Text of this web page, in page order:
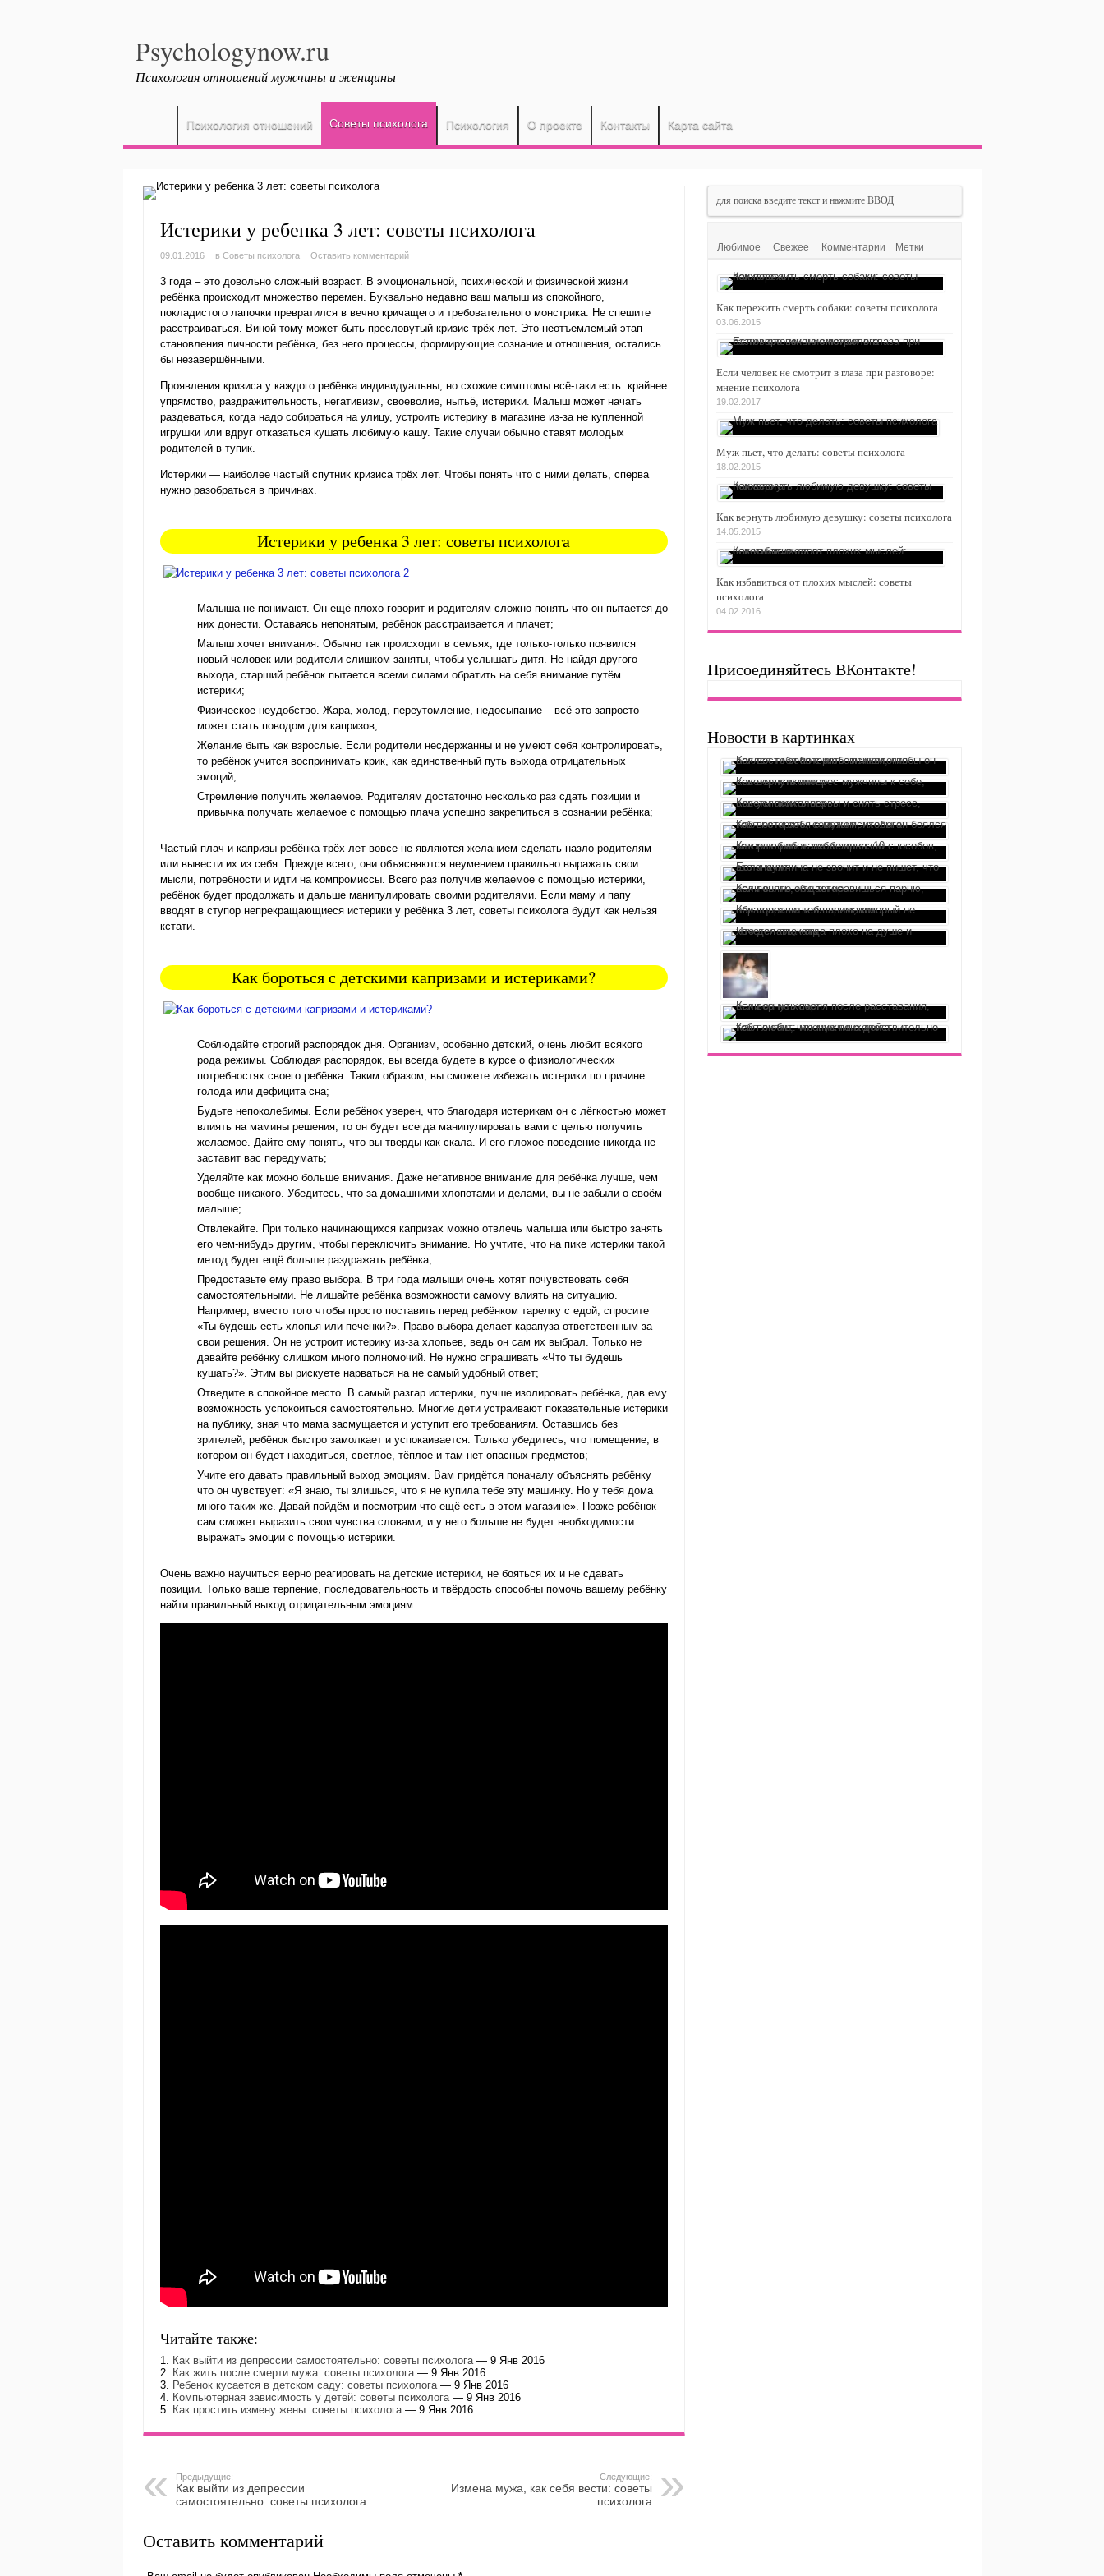
Psychologynow.ru
Психология отношений мужчины и женщины
Психология отношений Советы психолога Психология О проекте Контакты Карта сайта
Истерики у ребенка 3 лет: советы психолога
09.01.2016 в Советы психолога Оставить комментарий
3 года – это довольно сложный возраст. В эмоциональной, психической и физической жизни
ребёнка происходит множество перемен. Буквально недавно ваш малыш из спокойного,
покладистого лапочки превратился в вечно кричащего и требовательного монстрика. Не спешите
расстраиваться. Виной тому может быть пресловутый кризис трёх лет. Это неотъемлемый этап
становления личности ребёнка, без него процессы, формирующие сознание и отношения, остались
бы незавершёнными.
Проявления кризиса у каждого ребёнка индивидуальны, но схожие симптомы всё-таки есть: крайнее
упрямство, раздражительность, негативизм, своеволие, нытьё, истерики. Малыш может начать
раздеваться, когда надо собираться на улицу, устроить истерику в магазине из-за не купленной
игрушки или вдруг отказаться кушать любимую кашу. Такие случаи обычно ставят молодых
родителей в тупик.
Истерики — наиболее частый спутник кризиса трёх лет. Чтобы понять что с ними делать, сперва
нужно разобраться в причинах.
Истерики у ребенка 3 лет: советы психолога
Малыша не понимают. Он ещё плохо говорит и родителям сложно понять что он пытается до
них донести. Оставаясь непонятым, ребёнок расстраивается и плачет;
Малыш хочет внимания. Обычно так происходит в семьях, где только-только появился
новый человек или родители слишком заняты, чтобы услышать дитя. Не найдя другого
выхода, старший ребёнок пытается всеми силами обратить на себя внимание путём
истерики;
Физическое неудобство. Жара, холод, переутомление, недосыпание – всё это запросто
может стать поводом для капризов;
Желание быть как взрослые. Если родители несдержанны и не умеют себя контролировать,
то ребёнок учится воспринимать крик, как единственный путь выхода отрицательных
эмоций;
Стремление получить желаемое. Родителям достаточно несколько раз сдать позиции и
привычка получать желаемое с помощью плача успешно закрепиться в сознании ребёнка;
Частый плач и капризы ребёнка трёх лет вовсе не являются желанием сделать назло родителям
или вывести их из себя. Прежде всего, они объясняются неумением правильно выражать свои
мысли, потребности и идти на компромиссы. Всего раз получив желаемое с помощью истерики,
ребёнок будет продолжать и дальше манипулировать своими родителями. Если маму и папу
вводят в ступор непрекращающиеся истерики у ребёнка 3 лет, советы психолога будут как нельзя
кстати.
Как бороться с детскими капризами и истериками?
Соблюдайте строгий распорядок дня. Организм, особенно детский, очень любит всякого
рода режимы. Соблюдая распорядок, вы всегда будете в курсе о физиологических
потребностях своего ребёнка. Таким образом, вы сможете избежать истерики по причине
голода или дефицита сна;
Будьте непоколебимы. Если ребёнок уверен, что благодаря истерикам он с лёгкостью может
влиять на мамины решения, то он будет всегда манипулировать вами с целью получить
желаемое. Дайте ему понять, что вы тверды как скала. И его плохое поведение никогда не
заставит вас передумать;
Уделяйте как можно больше внимания. Даже негативное внимание для ребёнка лучше, чем
вообще никакого. Убедитесь, что за домашними хлопотами и делами, вы не забыли о своём
малыше;
Отвлекайте. При только начинающихся капризах можно отвлечь малыша или быстро занять
его чем-нибудь другим, чтобы переключить внимание. Но учтите, что на пике истерики такой
метод будет ещё больше раздражать ребёнка;
Предоставьте ему право выбора. В три года малыши очень хотят почувствовать себя
самостоятельными. Не лишайте ребёнка возможности самому влиять на ситуацию.
Например, вместо того чтобы просто поставить перед ребёнком тарелку с едой, спросите
«Ты будешь есть хлопья или печенки?». Право выбора делает карапуза ответственным за
свои решения. Он не устроит истерику из-за хлопьев, ведь он сам их выбрал. Только не
давайте ребёнку слишком много полномочий. Не нужно спрашивать «Что ты будешь
кушать?». Этим вы рискуете нарваться на не самый удобный ответ;
Отведите в спокойное место. В самый разгар истерики, лучше изолировать ребёнка, дав ему
возможность успокоиться самостоятельно. Многие дети устраивают показательные истерики
на публику, зная что мама засмущается и уступит его требованиям. Оставшись без
зрителей, ребёнок быстро замолкает и успокаивается. Только убедитесь, что помещение, в
котором он будет находиться, светлое, тёплое и там нет опасных предметов;
Учите его давать правильный выход эмоциям. Вам придётся поначалу объяснять ребёнку
что он чувствует: «Я знаю, ты злишься, что я не купила тебе эту машинку. Но у тебя дома
много таких же. Давай пойдём и посмотрим что ещё есть в этом магазине». Позже ребёнок
сам сможет выразить свои чувства словами, и у него больше не будет необходимости
выражать эмоции с помощью истерики.
Очень важно научиться верно реагировать на детские истерики, не бояться их и не сдавать
позиции. Только ваше терпение, последовательность и твёрдость способны помочь вашему ребёнку
найти правильный выход отрицательным эмоциям.
Читайте также:
Как выйти из депрессии самостоятельно: советы психолога— 9 Янв 2016
Как жить после смерти мужа: советы психолога— 9 Янв 2016
Ребенок кусается в детском саду: советы психолога— 9 Янв 2016
Компьютерная зависимость у детей: советы психолога— 9 Янв 2016
Как простить измену жены: советы психолога— 9 Янв 2016
Предыдущие:
Как выйти из депрессии
самостоятельно: советы психолога
Следующие:
Измена мужа, как себя вести: советы
психолога
Оставить комментарий
Любимое Свежее Комментарии Метки
Как пережить смерть собаки: советы психолога
03.06.2015
Если человек не смотрит в глаза при разговоре:
мнение психолога
19.02.2017
Муж пьет, что делать: советы психолога
18.02.2015
Как вернуть любимую девушку: советы психолога
14.05.2015
Как избавиться от плохих мыслей: советы
психолога
04.02.2016
Присоединяйтесь ВКонтакте!
Новости в картинках